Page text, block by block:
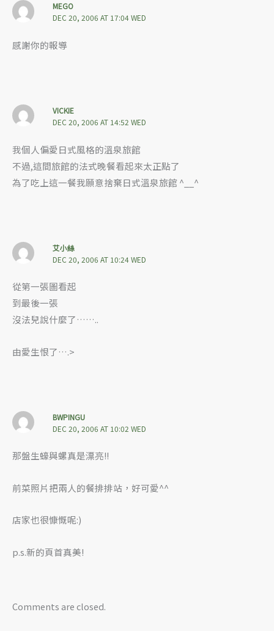
MEGO
DEC 20, 2006 AT 17:04 WED
感謝你的報導
VICKIE
DEC 20, 2006 AT 14:52 WED
我個人偏愛日式風格的溫泉旅館
不過,這間旅館的法式晚餐看起來太正點了
為了吃上這一餐我願意捨棄日式溫泉旅館 ^__^
艾小絲
DEC 20, 2006 AT 10:24 WED
從第一張圖看起
到最後一張
沒法兒說什麼了……..
由愛生恨了….>
BWPINGU
DEC 20, 2006 AT 10:02 WED
那盤生蠔與螺真是漂亮!!
前菜照片把兩人的餐排排站，好可愛^^
店家也很慷慨呢:)
p.s.新的頁首真美!
Comments are closed.